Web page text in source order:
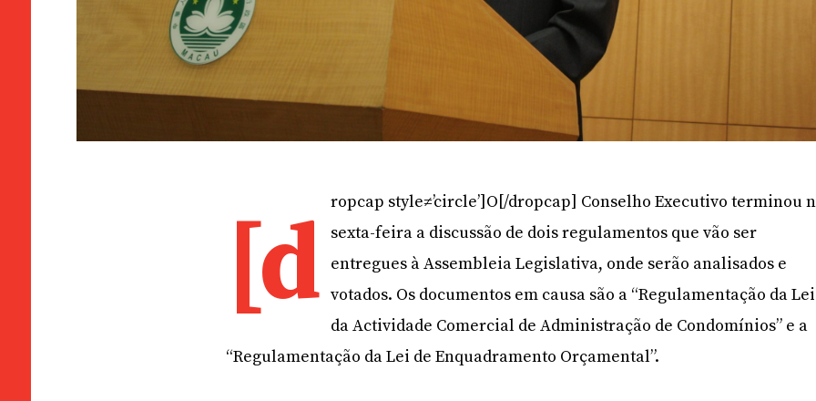
[d ropcap style≠’circle’]O[/dropcap] Conselho Executivo terminou
sexta-feira a discussão de dois regulamentos que vão ser
entregues à Assembleia Legislativa, onde serão analisados e
votados. Os documentos em causa são a “Regulamentação da Lei
da Actividade Comercial de Administração de Condomínios” e a
“Regulamentação da Lei de Enquadramento Orçamental”.